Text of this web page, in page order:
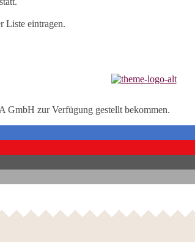
Liste eintragen.
GmbH zur Verfügung gestellt bekommen.